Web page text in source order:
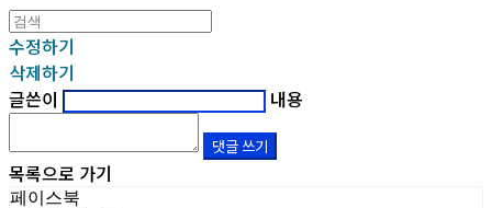
수정하기
삭제하기
글쓴이
내용
댓글 쓰기
목록으로 가기
페이스북